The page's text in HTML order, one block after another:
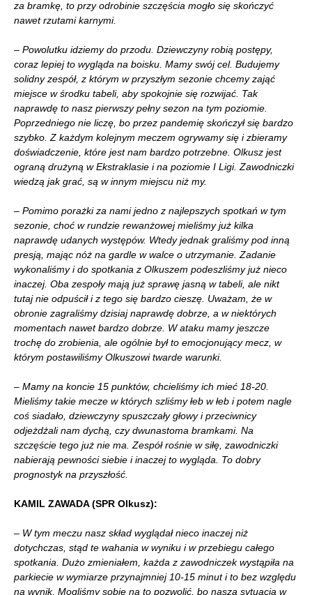
za bramkę, to przy odrobinie szczęścia mogło się skończyć
nawet rzutami karnymi.
– Powolutku idziemy do przodu. Dziewczyny robią postępy,
coraz lepiej to wygląda na boisku. Mamy swój cel. Budujemy
solidny zespół, z którym w przyszłym sezonie chcemy zająć
miejsce w środku tabeli, aby spokojnie się rozwijać. Tak
naprawdę to nasz pierwszy pełny sezon na tym poziomie.
Poprzedniego nie liczę, bo przez pandemię skończył się bardzo
szybko. Z każdym kolejnym meczem ogrywamy się i zbieramy
doświadczenie, które jest nam bardzo potrzebne. Olkusz jest
ograną drużyną w Ekstraklasie i na poziomie I Ligi. Zawodniczki
wiedzą jak grać, są w innym miejscu niż my.
– Pomimo porażki za nami jedno z najlepszych spotkań w tym
sezonie, choć w rundzie rewanżowej mieliśmy już kilka
naprawdę udanych występów. Wtedy jednak graliśmy pod inną
presją, mając nóż na gardle w walce o utrzymanie. Zadanie
wykonaliśmy i do spotkania z Olkuszem podeszliśmy już nieco
inaczej. Oba zespoły mają już sprawę jasną w tabeli, ale nikt
tutaj nie odpuścił i z tego się bardzo cieszę. Uważam, że w
obronie zagraliśmy dzisiaj naprawdę dobrze, a w niektórych
momentach nawet bardzo dobrze. W ataku mamy jeszcze
trochę do zrobienia, ale ogólnie był to emocjonujący mecz, w
którym postawiliśmy Olkuszowi twarde warunki.
– Mamy na koncie 15 punktów, chcieliśmy ich mieć 18-20.
Mieliśmy takie mecze w których szliśmy łeb w łeb i potem nagle
coś siadało, dziewczyny spuszczały głowy i przeciwnicy
odjeżdżali nam dychą, czy dwunastoma bramkami. Na
szczęście tego już nie ma. Zespół rośnie w siłę, zawodniczki
nabierają pewności siebie i inaczej to wygląda. To dobry
prognostyk na przyszłość.
KAMIL ZAWADA (SPR Olkusz):
– W tym meczu nasz skład wyglądał nieco inaczej niż
dotychczas, stąd te wahania w wyniku i w przebiegu całego
spotkania. Dużo zmieniałem, każda z zawodniczek wystąpiła na
parkiecie w wymiarze przynajmniej 10-15 minut i to bez względu
na wynik. Mogliśmy sobie na to pozwolić, bo nasza sytuacja w